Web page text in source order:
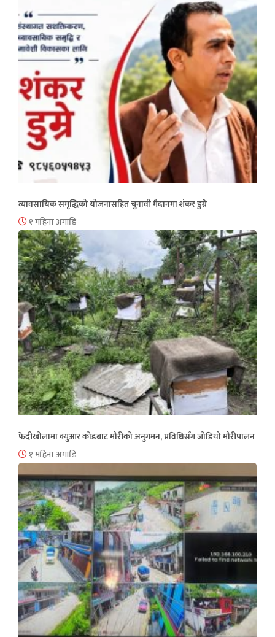
व्यावसायिक समृद्धिको योजनासहित चुनावी मैदानमा शंकर डुम्रे
१ महिना अगाडि
फेदीखोलामा क्युआर कोडबाट मौरीको अनुगमन, प्रविधिसँग जोडियो मौरीपालन
१ महिना अगाडि